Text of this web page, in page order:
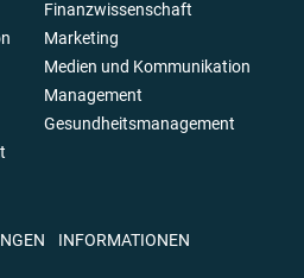
Finanzwissenschaft
Marketing
Medien und Kommunikation
Management
Gesundheitsmanagement
INFORMATIONEN